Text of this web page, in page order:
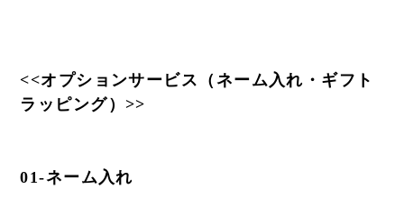
<<オプションサービス（ネーム入れ・ギフト
ラッピング）>>
01-ネーム入れ